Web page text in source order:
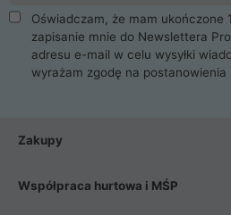
Oświadczam, że mam ukończone
zapisanie mnie do Newslettera
adresu e-mail w celu wysyłki
wyrażam zgodę na postanowienia
Zakupy
Współpraca hurtowa i MŚP